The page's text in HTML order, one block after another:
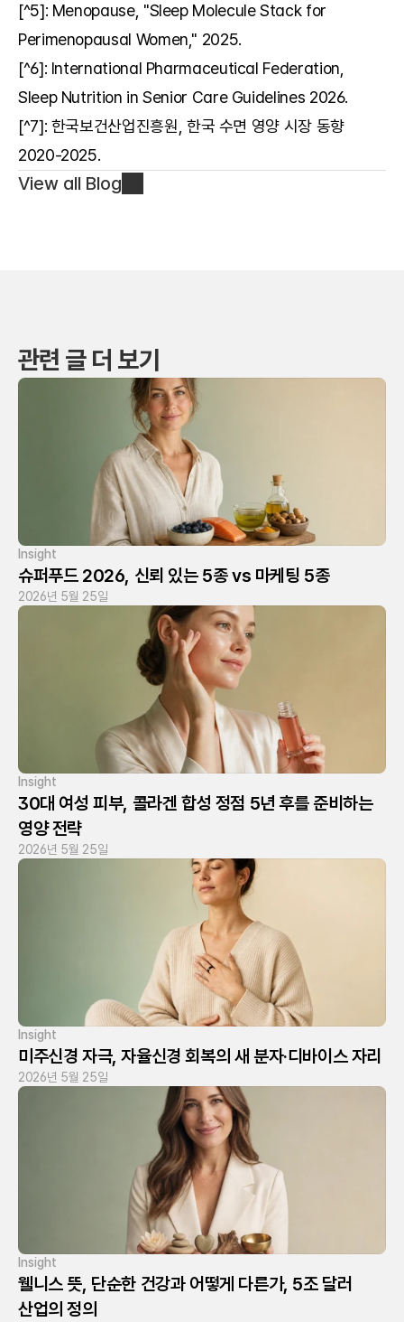
[^5]: Menopause, "Sleep Molecule Stack for
Perimenopausal Women," 2025.
[^6]: International Pharmaceutical Federation,
Sleep Nutrition in Senior Care Guidelines 2026.
[^7]: 한국보건산업진흥원, 한국 수면 영양 시장 동향
2020-2025.
View all Blog
관련 글 더 보기
Insight
슈퍼푸드 2026, 신뢰 있는 5종 vs 마케팅 5종
2026년 5월 25일
Insight
30대 여성 피부, 콜라겐 합성 정점 5년 후를 준비하는
영양 전략
2026년 5월 25일
Insight
미주신경 자극, 자율신경 회복의 새 분자·디바이스 자리
2026년 5월 25일
Insight
웰니스 뜻, 단순한 건강과 어떻게 다른가, 5조 달러
산업의 정의